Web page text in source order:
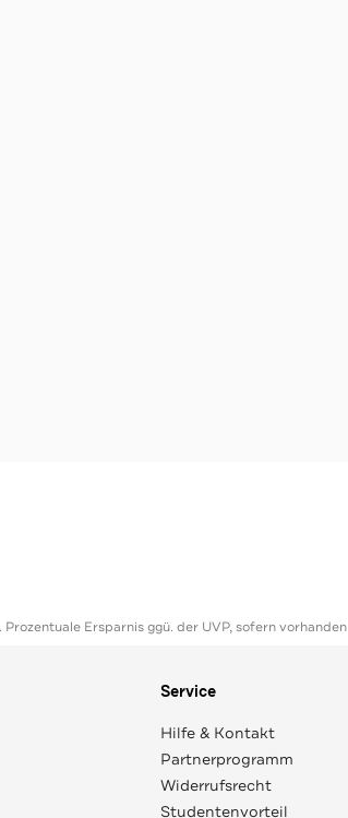
Ersparnis ggü. der UVP, sofern vorhanden
Service
Hilfe & Kontakt
Partnerprogramm
Widerrufsrecht
Studentenvorteil